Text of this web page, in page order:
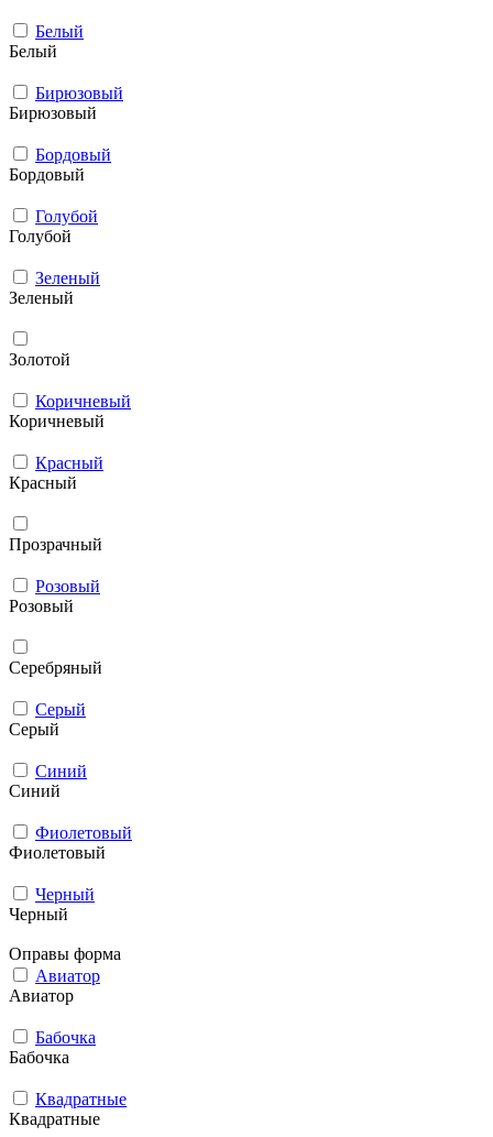
Белый
Белый
Бирюзовый
Бирюзовый
Бордовый
Бордовый
Голубой
Голубой
Зеленый
Зеленый
Золотой
Коричневый
Коричневый
Красный
Красный
Прозрачный
Розовый
Розовый
Серебряный
Серый
Серый
Синий
Синий
Фиолетовый
Фиолетовый
Черный
Черный
Оправы форма
Авиатор
Авиатор
Бабочка
Бабочка
Квадратные
Квадратные